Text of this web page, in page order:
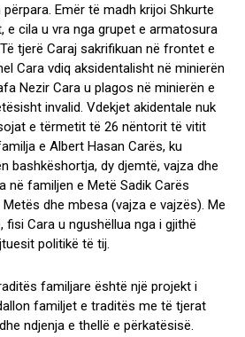
Emër të madh krijoi Shkurte
e cila u vra nga grupet e armatosura
tjerë Caraj sakrifikuan në frontet e
Cara vdiq aksidentalisht në minierën
Nezir Cara u plagos në minierën e
invalid. Vdekjet akidentale nuk
e tërmetit të 26 nëntorit të vitit
e Albert Hasan Carës, ku
bashkëshortja, dy djemtë, vajza dhe
në familjen e Metë Sadik Carës
dhe mbesa (vajza e vajzës). Me
fisi Cara u ngushëllua nga i gjithë
politikë të tij.
familjare është një projekt i
familjet e traditës me të tjerat
ndjenja e thellë e përkatësisë.